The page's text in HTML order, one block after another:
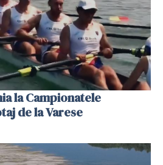
la Campionatele
de la Varese